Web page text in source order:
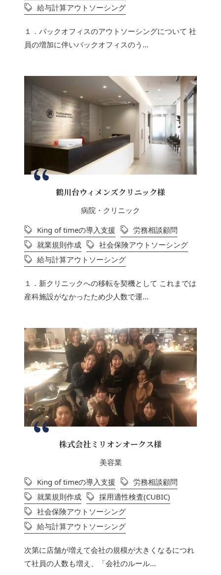
給与計算アウトソーシング
１．バックオフィスのアウトソーシングについて 社
員の増加に伴いバックオフィスのう...
鶴川台ウィメンズクリニック様
病院・クリニック
King of timeの導入支援
労務相談顧問
就業規則作成
社会保険アウトソーシング
給与計算アウトソーシング
１．新クリニックへの移転を契機として これまでは
産科施設がなかったため少人数で運...
株式会社ミリオンオークス様
美容業
King of timeの導入支援
労務相談顧問
就業規則作成
採用適性検査(CUBIC)
社会保険アウトソーシング
給与計算アウトソーシング
次第に店舗が増えて会社の規模が大きくなるにつれ
て社員の人数も増え、「会社のルール...